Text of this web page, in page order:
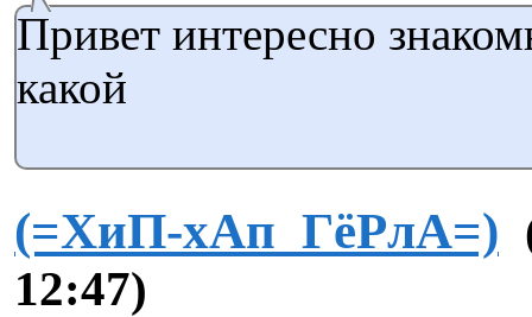
Привет интересно
какой
(=ХиП-хАп_ГёРлА=)
12:47)